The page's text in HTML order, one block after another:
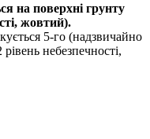
на поверхні грунту
жовтий).
5-го (надзвичайно
небезпечності,